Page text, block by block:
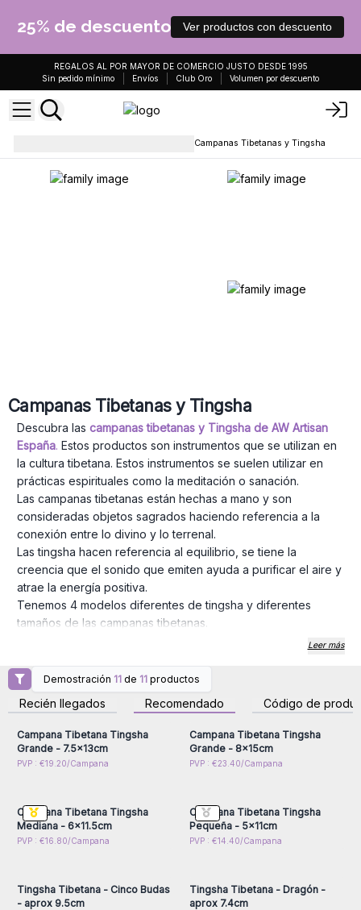
25% de descuento Ver productos con descuento
REGALOS AL POR MAYOR DE COMERCIO JUSTO DESDE 1995
Sin pedido mínimo
Envíos Club Oro Volumen por descuento
Campanas Tibetanas y Tingsha
Campanas Tibetanas y Tingsha
Descubra las campanas tibetanas y Tingsha de AW Artisan
España. Estos productos son instrumentos que se utilizan en
la cultura tibetana. Estos instrumentos se suelen utilizar en
prácticas espirituales como la meditación o sanación.
Las campanas tibetanas están hechas a mano y son
consideradas objetos sagrados haciendo referencia a la
conexión entre lo divino y lo terrenal.
Las tingsha hacen referencia al equilibrio, se tiene la
creencia que el sonido que emiten ayuda a purificar el aire y
atrae la energía positiva.
Tenemos 4 modelos diferentes de tingsha y diferentes
tamaños de las campanas tibetanas.
Leer más
Demostración 11 de 11 productos
Recién llegados Recomendado Código de
Inicie sesión o regístrese
para obtener precios al
por mayor
Campana Tibetana Tingsha
Grande - 7.5x13cm
PVP : €19.20/Campana
para obtener precios al
por mayor
Campana Tibetana Tingsha
Grande - 8x15cm
PVP : €23.40/Campana
Inicie sesión o regístrese
Campana Tibetana Tingsha
Mediana - 6x11.5cm
PVP : €16.80/Campana
Inicie sesión o regístrese
Campana Tibetana Tingsha
Pequeña - 5x11cm
PVP : €14.40/Campana
Inicie sesión o regístrese
Tingsha Tibetana - Cinco Budas
- aprox 9.5cm
Inicie sesión o regístrese
Tingsha Tibetana - Dragón -
aprox 7.4cm